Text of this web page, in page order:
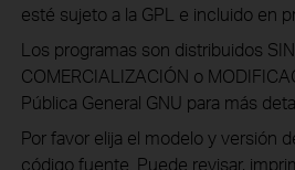
esté sujeto a la GPL e incluido en
Los programas son distribuidos
COMERCIALIZACIÓN o
Pública General GNU para más
Por favor elija el modelo y versión
código fuente. Puede revisar,